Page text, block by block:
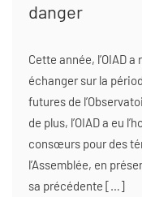
danger
Cette année, l’OIAD
échanger sur la
futures de
de plus, l’OIAD a eu
consœurs pour des
l’Assemblée, en
sa précédente […]